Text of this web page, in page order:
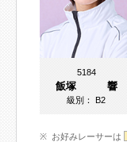
5184
飯塚 響
級別：B2
お好みレーサーは